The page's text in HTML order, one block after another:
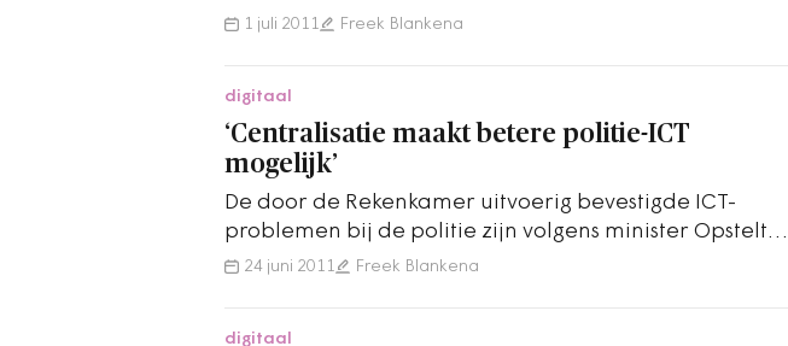
uitkomt, moet de basis vormen voor de…
1 juli 2011 Freek Blankena
digitaal
‘Centralisatie maakt betere politie-ICT
mogelijk’
De door de Rekenkamer uitvoerig bevestigde ICT-
problemen bij de politie zijn volgens minister Opstelten
te overkomen als er één…
24 juni 2011 Freek Blankena
digitaal